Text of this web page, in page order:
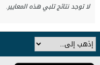
لا توجد نتائج تلبي هذه المعايير.